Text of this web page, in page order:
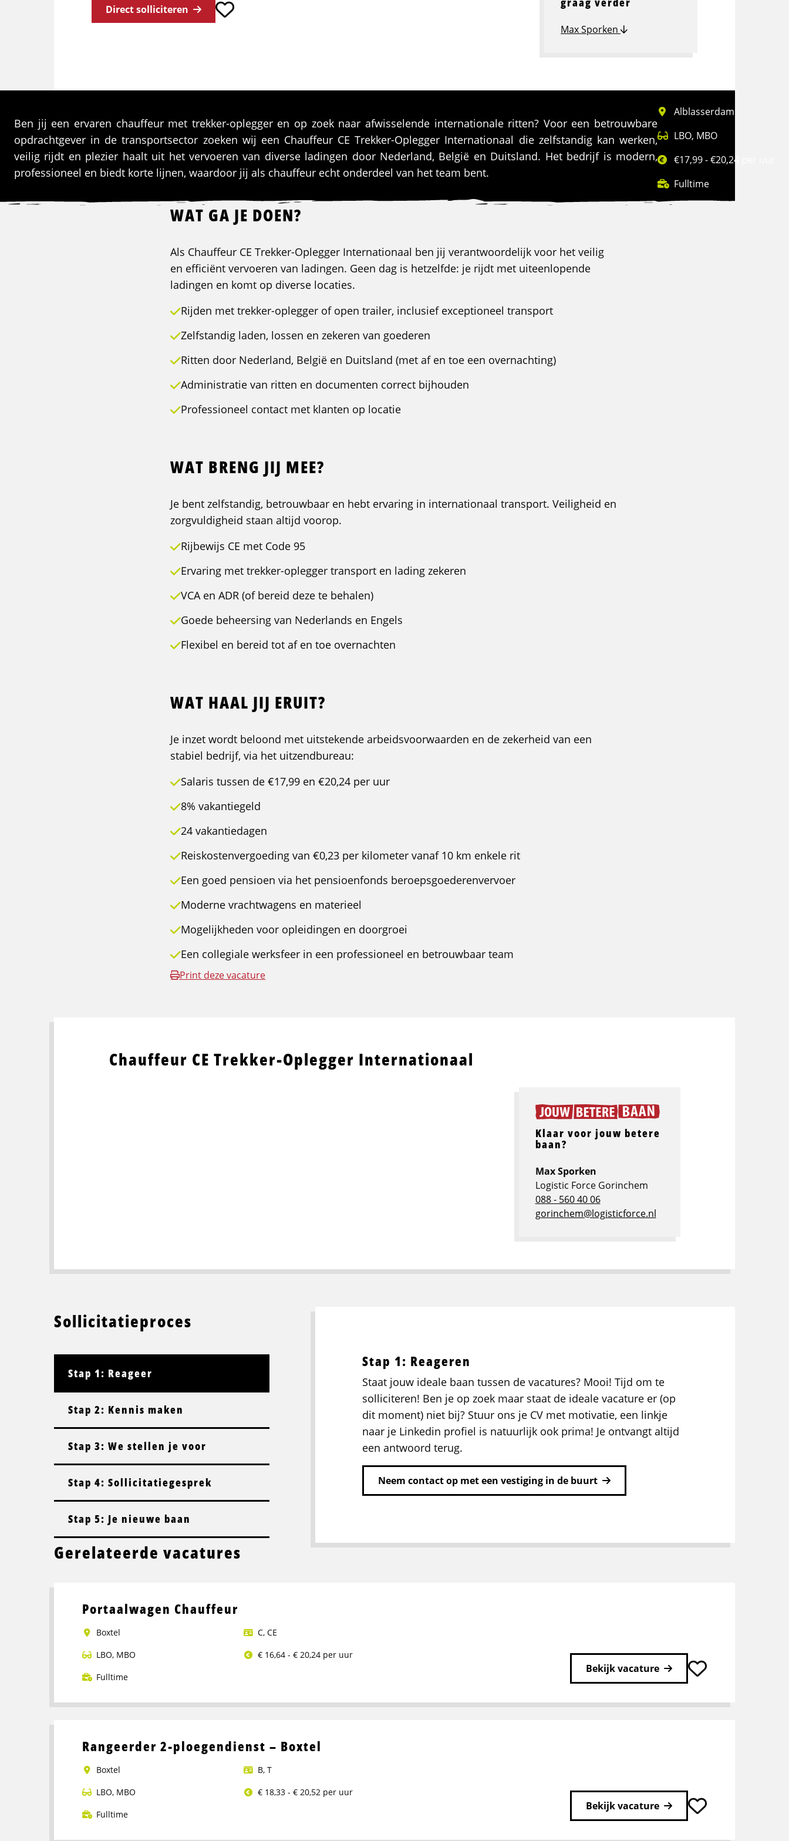
Direct solliciteren
Max Sporken
Ben jij een ervaren chauffeur met trekker-oplegger en op zoek naar afwisselende internationale ritten? Voor een betrouwbare
opdrachtgever in de transportsector zoeken wij een Chauffeur CE Trekker-Oplegger Internationaal die zelfstandig kan werken,
veilig rijdt en plezier haalt uit het vervoeren van diverse ladingen door Nederland, België en Duitsland. Het bedrijf is modern,
professioneel en biedt korte lijnen, waardoor jij als chauffeur echt onderdeel van het team bent.
Alblasserdam
LBO, MBO
€17,99 - €20,24 per uur
Fulltime
WAT GA JE DOEN?
Als Chauffeur CE Trekker-Oplegger Internationaal ben jij verantwoordelijk voor het veilig
en efficiënt vervoeren van ladingen. Geen dag is hetzelfde: je rijdt met uiteenlopende
ladingen en komt op diverse locaties.
Rijden met trekker-oplegger of open trailer, inclusief exceptioneel transport
Zelfstandig laden, lossen en zekeren van goederen
Ritten door Nederland, België en Duitsland (met af en toe een overnachting)
Administratie van ritten en documenten correct bijhouden
Professioneel contact met klanten op locatie
WAT BRENG JIJ MEE?
Je bent zelfstandig, betrouwbaar en hebt ervaring in internationaal transport. Veiligheid en
zorgvuldigheid staan altijd voorop.
Rijbewijs CE met Code 95
Ervaring met trekker-oplegger transport en lading zekeren
VCA en ADR (of bereid deze te behalen)
Goede beheersing van Nederlands en Engels
Flexibel en bereid tot af en toe overnachten
WAT HAAL JIJ ERUIT?
Je inzet wordt beloond met uitstekende arbeidsvoorwaarden en de zekerheid van een
stabiel bedrijf, via het uitzendbureau:
Salaris tussen de €17,99 en €20,24 per uur
8% vakantiegeld
24 vakantiedagen
Reiskostenvergoeding van €0,23 per kilometer vanaf 10 km enkele rit
Een goed pensioen via het pensioenfonds beroepsgoederenvervoer
Moderne vrachtwagens en materieel
Mogelijkheden voor opleidingen en doorgroei
Een collegiale werksfeer in een professioneel en betrouwbaar team
Print deze vacature
Chauffeur CE Trekker-Oplegger Internationaal
Klaar voor jouw betere
baan?
Max Sporken
Logistic Force Gorinchem
088 - 560 40 06
gorinchem@logisticforce.nl
Sollicitatieproces
Stap 1: Reageer
Stap 2: Kennis maken
Stap 3: We stellen je voor
Stap 4: Sollicitatiegesprek
Stap 5: Je nieuwe baan
Stap 1: Reageren
Staat jouw ideale baan tussen de vacatures? Mooi! Tijd om te
solliciteren! Ben je op zoek maar staat de ideale vacature er (op
dit moment) niet bij? Stuur ons je CV met motivatie, een linkje
naar je Linkedin profiel is natuurlijk ook prima! Je ontvangt altijd
een antwoord terug.
Neem contact op met een vestiging in de buurt
Gerelateerde vacatures
Portaalwagen Chauffeur
Boxtel C, CE
LBO, MBO
€ 16,64 - € 20,24 per uur
Fulltime
Bekijk vacature
meer
Chauffeur
Rangeerder 2-ploegendienst – Boxtel
Boxtel B, T
LBO, MBO
€ 18,33 - € 20,52 per uur
Fulltime
Bekijk vacature